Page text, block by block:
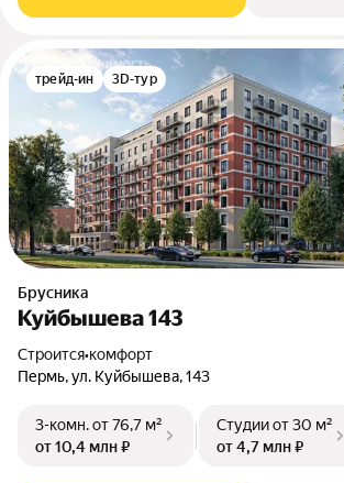
трейд-ин 3D-тур
Брусника
Куйбышева 143
Строится•комфорт
Пермь, ул. Куйбышева, 143
3-комн.от 76,7 м²
от 10,4 млн ₽
Студииот 30 м²
от 4,7 млн ₽